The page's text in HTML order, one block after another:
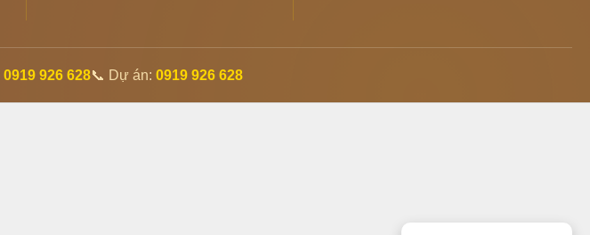
0919 926 628📞 Dự án: 0919 926 628